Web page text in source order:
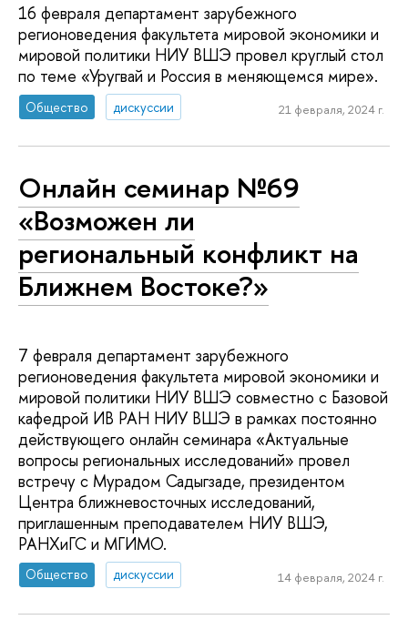
16 февраля департамент зарубежного
регионоведения факультета мировой экономики и
мировой политики НИУ ВШЭ провел круглый стол
по теме «Уругвай и Россия в меняющемся мире».
Общество дискуссии 21 февраля, 2024 г.
Онлайн семинар №69
«Возможен ли
региональный конфликт на
Ближнем Востоке?»
7 февраля департамент зарубежного
регионоведения факультета мировой экономики и
мировой политики НИУ ВШЭ совместно с Базовой
кафедрой ИВ РАН НИУ ВШЭ в рамках постоянно
действующего онлайн семинара «Актуальные
вопросы региональных исследований» провел
встречу с Мурадом Садыгзаде, президентом
Центра ближневосточных исследований,
приглашенным преподавателем НИУ ВШЭ,
РАНХиГС и МГИМО.
Общество дискуссии 14 февраля, 2024 г.